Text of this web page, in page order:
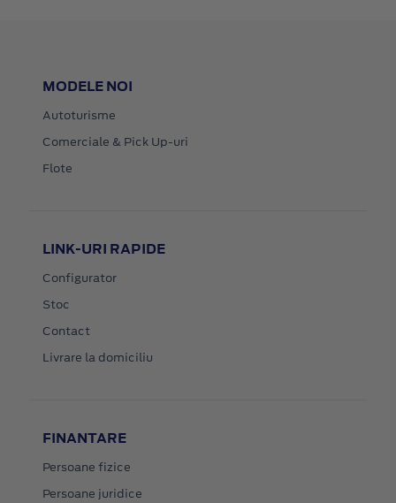
MODELE NOI
Autoturisme
Comerciale & Pick Up-uri
Flote
LINK-URI RAPIDE
Configurator
Stoc
Contact
Livrare la domiciliu
FINANTARE
Persoane fizice
Persoane juridice